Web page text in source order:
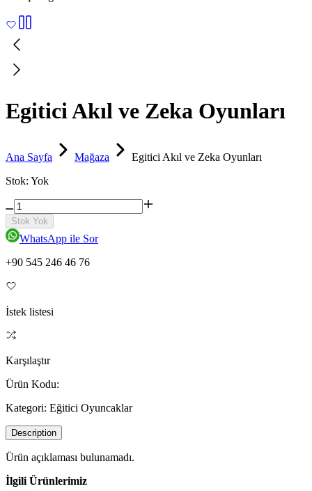
Egitici Akıl ve Zeka Oyunları
Ana Sayfa Mağaza
Egitici Akıl ve Zeka Oyunları
Stok: Yok
Stok Yok
WhatsApp ile Sor
+90 545 246 46 76
İstek listesi
Karşılaştır
Ürün Kodu:
Kategori: Eğitici Oyuncaklar
Description
Ürün açıklaması bulunamadı.
İlgili Ürünlerimiz